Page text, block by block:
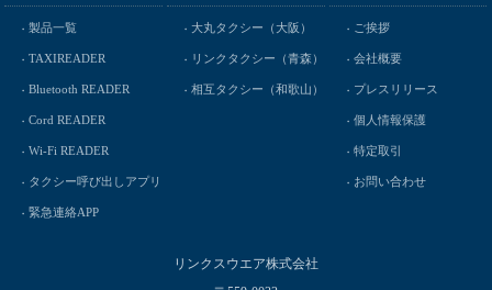
製品一覧
TAXIREADER
Bluetooth READER
Cord READER
Wi-Fi READER
タクシー呼び出しアプリ
緊急連絡APP
大丸タクシー（大阪）
リンクタクシー（青森）
相互タクシー（和歌山）
ご挨拶
会社概要
プレスリリース
個人情報保護
特定取引
お問い合わせ
リンクスウエア株式会社